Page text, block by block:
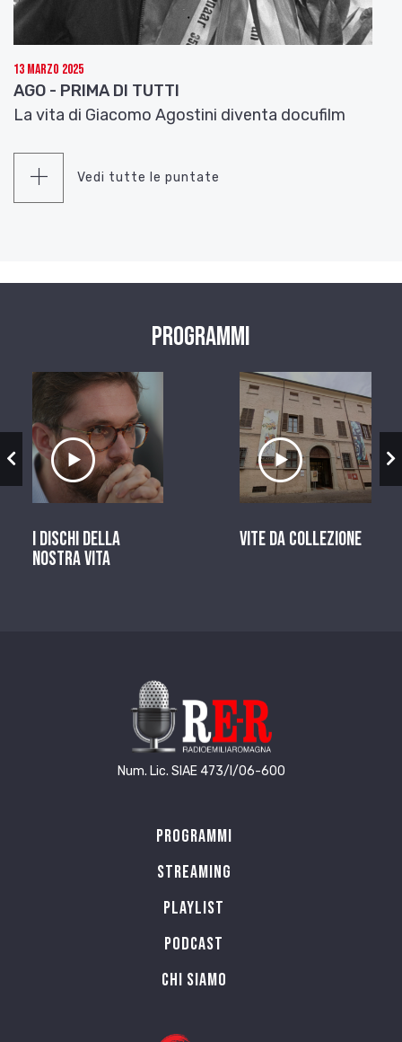
13 Marzo 2025
AGO - PRIMA DI TUTTI
La vita di Giacomo Agostini diventa docufilm
Vedi tutte le puntate
Programmi
Ascolta il servizio
I dischi della
nostra vita
Ascolta il
Vite da Collezione
Num. Lic. SIAE 473/I/06-600
Programmi
Streaming
Playlist
PODCAST
Chi siamo